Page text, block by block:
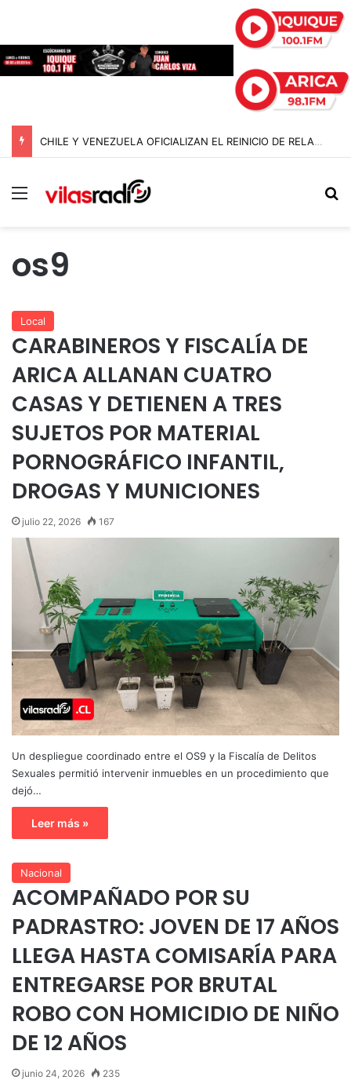
CHILE Y VENEZUELA OFICIALIZAN EL REINICIO DE RELACIONES CONSULARES Y AVANZAN HACIA LA NORMALIZACIÓN DE VÍNCULOS BILATERALES
Menú
os9
Local
CARABINEROS Y FISCALÍA DE
ARICA ALLANAN CUATRO
CASAS Y DETIENEN A TRES
SUJETOS POR MATERIAL
PORNOGRÁFICO INFANTIL,
DROGAS Y MUNICIONES
julio 22, 2026 167
Un despliegue coordinado entre el OS9 y la Fiscalía de Delitos
Sexuales permitió intervenir inmuebles en un procedimiento que
dejó…
Leer más »
Nacional
ACOMPAÑADO POR SU
PADRASTRO: JOVEN DE 17 AÑOS
LLEGA HASTA COMISARÍA PARA
ENTREGARSE POR BRUTAL
ROBO CON HOMICIDIO DE NIÑO
DE 12 AÑOS
junio 24, 2026 235